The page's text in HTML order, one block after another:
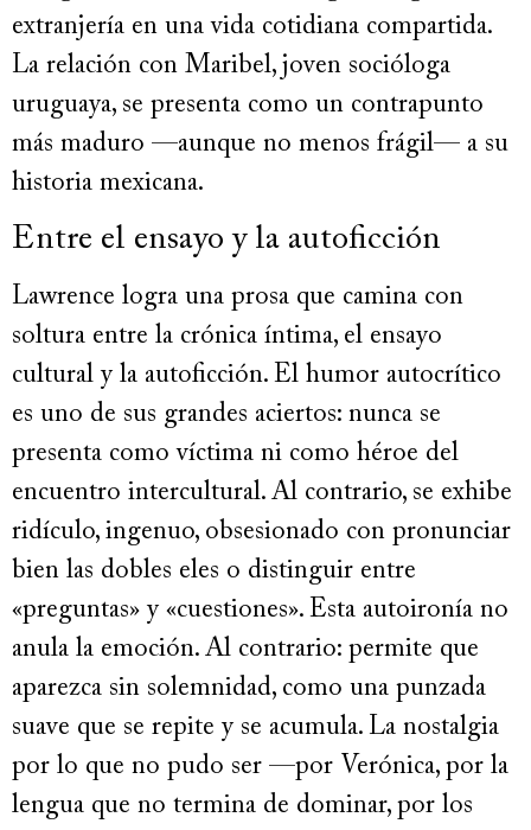
extranjería en una vida cotidiana compartida.
La relación con Maribel, joven socióloga
uruguaya, se presenta como un contrapunto
más maduro —aunque no menos frágil— a su
historia mexicana.
Entre el ensayo y la autoficción
Lawrence logra una prosa que camina con
soltura entre la crónica íntima, el ensayo
cultural y la autoficción. El humor autocrítico
es uno de sus grandes aciertos: nunca se
presenta como víctima ni como héroe del
encuentro intercultural. Al contrario, se exhibe
ridículo, ingenuo, obsesionado con pronunciar
bien las dobles eles o distinguir entre
«preguntas» y «cuestiones». Esta autoironía no
anula la emoción. Al contrario: permite que
aparezca sin solemnidad, como una punzada
suave que se repite y se acumula. La nostalgia
por lo que no pudo ser —por Verónica, por la
lengua que no termina de dominar, por los